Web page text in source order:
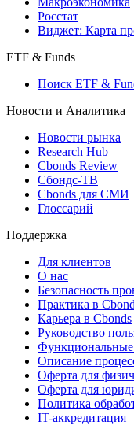
Росстат
Виджет: Карта
ETF & Funds
Поиск ETF &
Новости и Аналитика
Новости рынка
Research Hub
Cbonds Review
Сбондс-ТВ
Cbonds для СМИ
Глоссарий
Поддержка
Для клиентов
О нас
Безопасность
Практика в
Карьера в Cbonds
Руководство
Функциональные
Описание
Оферта для
Оферта для
Политика
IT-аккредитация